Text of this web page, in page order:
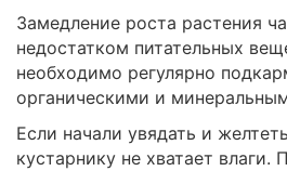
Замедление роста растения
недостатком питательных
необходимо регулярно
органическими и
Если начали увядать и
кустарнику не хватает влаги.